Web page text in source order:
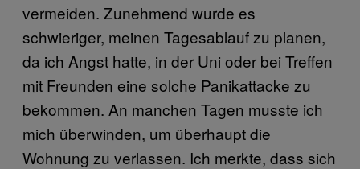
vermeiden. Zunehmend wurde es
schwieriger, meinen Tagesablauf zu planen,
da ich Angst hatte, in der Uni oder bei Treffen
mit Freunden eine solche Panikattacke zu
bekommen. An manchen Tagen musste ich
mich überwinden, um überhaupt die
Wohnung zu verlassen. Ich merkte, dass sich